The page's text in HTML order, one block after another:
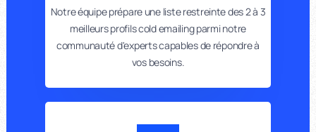
Notre équipe prépare une liste restreinte des 2 à 3
meilleurs profils cold emailing parmi notre
communauté d'experts capables de répondre à
vos besoins.